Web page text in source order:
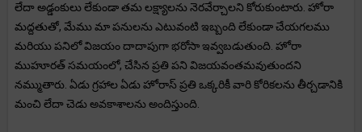
లేదా అడ్డంకులు లేకుండా తమ లక్ష్యాలను నెరవేర్చాలని కోరుకుంటారు. హోరా
మద్దతుతో, మేము మా పనులను ఎటువంటి ఇబ్బంది లేకుండా చేయగలము
మరియు పనిలో విజయం దాదాపుగా భరోసా ఇవ్వబడుతుంది. హోరా
ముహూరత్ సమయంలో, చేసిన ప్రతి పని విజయవంతమవుతుందని
నమ్ముతారు. ఏడు గ్రహాల ఏడు హోరాస్ ప్రతి ఒక్కరికీ వారి కోరికలను తీర్చడానికి
మంచి లేదా చెడు అవకాశాలను అందిస్తుంది.